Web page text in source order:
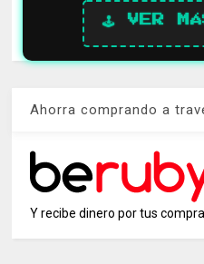
🕹️ VER
Ahorra comprando a
Y recibe dinero por tus